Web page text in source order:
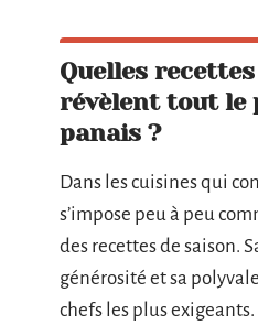
Quelles
révèlent tout le
panais ?
Dans les cuisines qui
s’impose peu à peu
des recettes de saison.
générosité et sa
chefs les plus exigeants.